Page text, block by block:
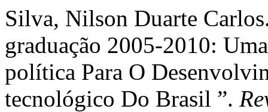
Silva, Nilson Duarte
graduação 2005-2010:
política Para O
tecnológico Do Brasil ”.